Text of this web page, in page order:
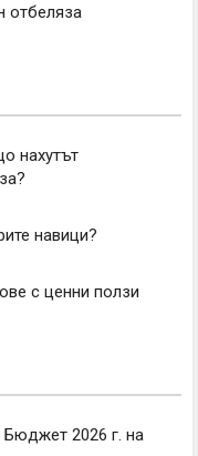
отбеляза
нахутът
навици?
с ценни ползи
2026 г. на